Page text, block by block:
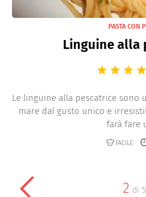
PASTA CON
Linguine alla
Le linguine alla pescatrice
mare dal gusto unico e
farà fare
FACILE
2 di 5